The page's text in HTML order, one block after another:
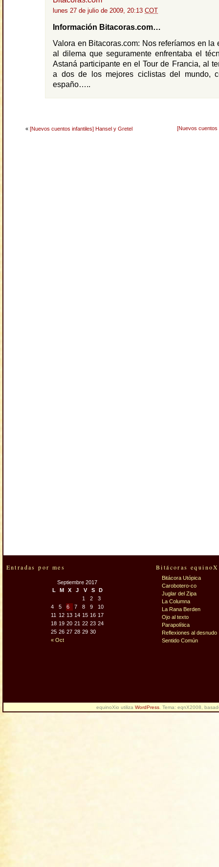
lunes 27 de julio de 2009, 20:13 COT
Información Bitacoras.com…
Valora en Bitacoras.com: Nos referíamos en la
al dilema que seguramente enfrentaba el
Astaná participante en el Tour de Francia, al
a dos de los mejores ciclistas del mundo,
españo…..
« [Nuevos cuentos infantiles] Hansel y Gretel [Nuevos cuentos
Entradas por mes
Septiembre 2017
L
M X J V S D
« Oct
1 2
3
4
5 6 7 8 9
10
11
12 13 14 15 16 17
18 19 20 21 22 23 24
25 26 27 28 29 30
Bitácoras
Bitácora Utópica
Carobotero-co
Juglar del Zipa
La Columna
La Rana Berden
Ojo al texto
Parapolítica
Reflexiones al desnudo
Sentido Común
equinoXio utiliza WordPress . Tema: eqnX2008,